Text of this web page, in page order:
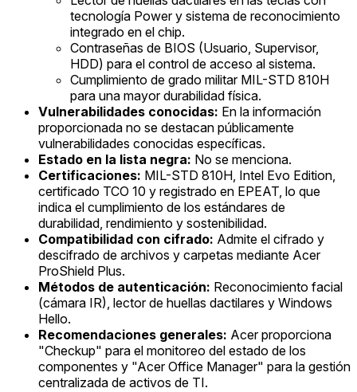
tecnología Power y sistema de reconocimiento
integrado en el chip.
Contraseñas de BIOS (Usuario, Supervisor,
HDD) para el control de acceso al sistema.
Cumplimiento de grado militar MIL-STD 810H
para una mayor durabilidad física.
Vulnerabilidades conocidas: En la información
proporcionada no se destacan públicamente
vulnerabilidades conocidas específicas.
Estado en la lista negra: No se menciona.
Certificaciones: MIL-STD 810H, Intel Evo Edition,
certificado TCO 10 y registrado en EPEAT, lo que
indica el cumplimiento de los estándares de
durabilidad, rendimiento y sostenibilidad.
Compatibilidad con cifrado: Admite el cifrado y
descifrado de archivos y carpetas mediante Acer
ProShield Plus.
Métodos de autenticación: Reconocimiento facial
(cámara IR), lector de huellas dactilares y Windows
Hello.
Recomendaciones generales: Acer proporciona
"Checkup" para el monitoreo del estado de los
componentes y "Acer Office Manager" para la gestión
centralizada de activos de TI.